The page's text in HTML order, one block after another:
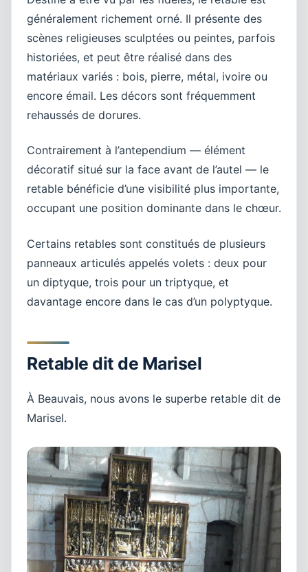
généralement richement orné. Il présente des
scènes religieuses sculptées ou peintes, parfois
historiées, et peut être réalisé dans des
matériaux variés : bois, pierre, métal, ivoire ou
encore émail. Les décors sont fréquemment
rehaussés de dorures.
Contrairement à l’antependium — élément
décoratif situé sur la face avant de l’autel — le
retable bénéficie d’une visibilité plus importante,
occupant une position dominante dans le chœur.
Certains retables sont constitués de plusieurs
panneaux articulés appelés volets : deux pour
un diptyque, trois pour un triptyque, et
davantage encore dans le cas d’un polyptyque.
Retable dit de Marisel
À Beauvais, nous avons le superbe retable dit de
Marisel.